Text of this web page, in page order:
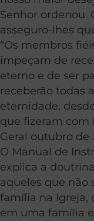
Senhor ordenou.
asseguro-lhes
“Os membros
impeçam de
eterno e de ser
receberão todas
eternidade,
que fizeram com
Geral outubro de
O Manual de
explica a
aqueles que não
família na Igreja,
em uma família